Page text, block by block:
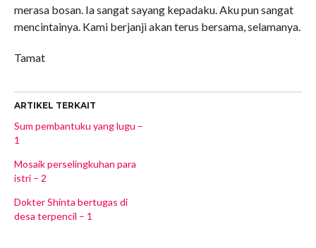
merasa bosan. Ia sangat sayang kepadaku. Aku pun sangat
mencintainya. Kami berjanji akan terus bersama, selamanya.
Tamat
ARTIKEL TERKAIT
Sum pembantuku yang lugu –
1
Mosaik perselingkuhan para
istri – 2
Dokter Shinta bertugas di
desa terpencil – 1